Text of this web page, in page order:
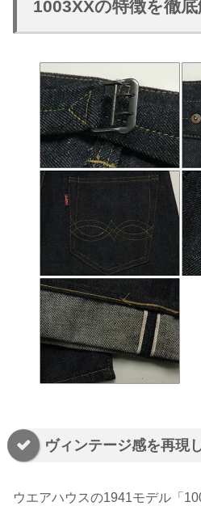
1003XXの特徴を徹底
ヴィンテージ感を再現
ウエアハウスの1941モデル「